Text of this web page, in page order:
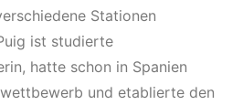
Stationen
ist studierte
hatte schon in Spanien
und etablierte den